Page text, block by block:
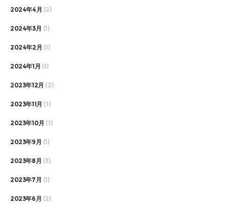
2024年4月 (2)
2024年3月 (1)
2024年2月 (1)
2024年1月 (1)
2023年12月 (2)
2023年11月 (1)
2023年10月 (1)
2023年9月 (1)
2023年8月 (3)
2023年7月 (1)
2023年6月 (2)